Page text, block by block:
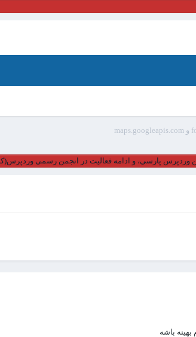
وردپرس پارسی، و ادامه فعالیت در انجمن رسمی